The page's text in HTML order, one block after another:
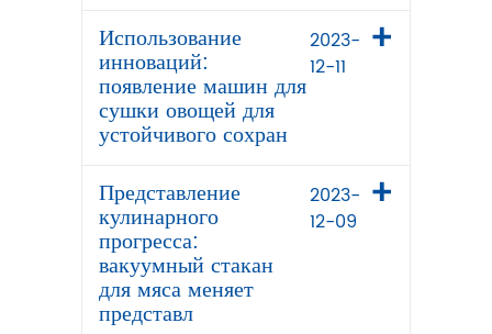
Использование
инноваций:
появление машин для
сушки овощей для
устойчивого сохран
2023-
12-11
Представление
кулинарного
прогресса:
вакуумный стакан
для мяса меняет
представл
2023-
12-09